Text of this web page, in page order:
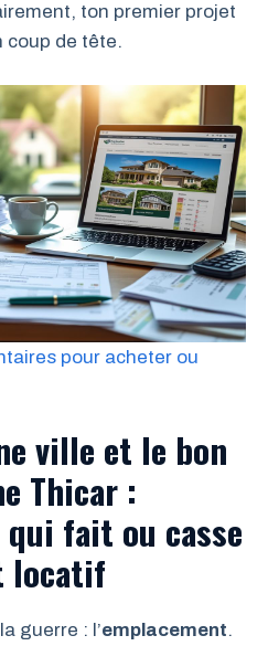
ton premier projet
coup de tête.
pour acheter ou
ville et le bon
Thicar :
qui fait ou casse
locatif
guerre : l’emplacement.